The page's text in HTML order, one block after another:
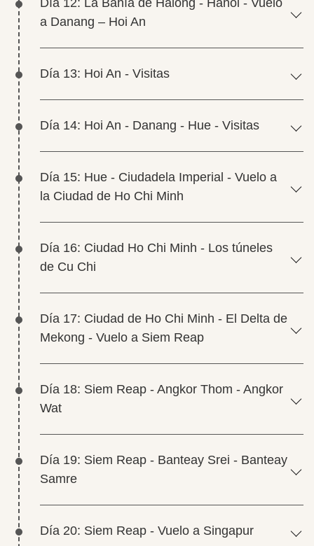
Día 12: La Bahía de Halong - Hanói - Vuelo
a Danang – Hoi An
Día 13: Hoi An - Visitas
Día 14: Hoi An - Danang - Hue - Visitas
Día 15: Hue - Ciudadela Imperial - Vuelo a
la Ciudad de Ho Chi Minh
Día 16: Ciudad Ho Chi Minh - Los túneles
de Cu Chi
Día 17: Ciudad de Ho Chi Minh - El Delta de
Mekong - Vuelo a Siem Reap
Día 18: Siem Reap - Angkor Thom - Angkor
Wat
Día 19: Siem Reap - Banteay Srei - Banteay
Samre
Día 20: Siem Reap - Vuelo a Singapur